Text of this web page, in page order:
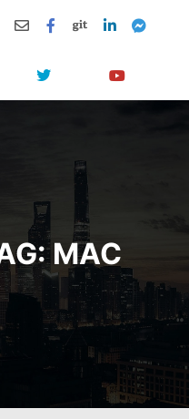
principale
MAC